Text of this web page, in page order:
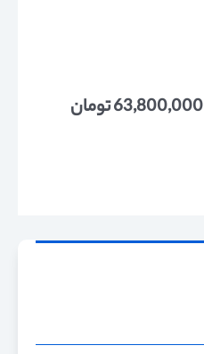
63,800,000تومان